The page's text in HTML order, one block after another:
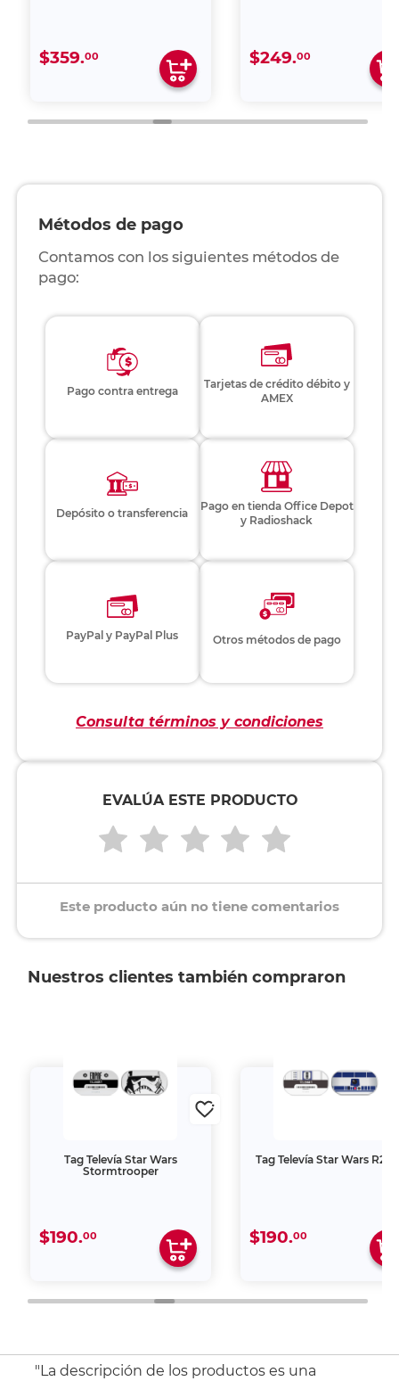
$359.00 $249.00
Métodos de pago
Contamos con los siguientes métodos de
pago:
Pago contra entrega
Tarjetas de crédito débito y
AMEX
Depósito o transferencia
Pago en tienda Office Depot
y Radioshack
PayPal y PayPal Plus Otros métodos de pago
Consulta términos y condiciones
EVALÚA ESTE PRODUCTO
Este producto aún no tiene comentarios
Nuestros clientes también compraron
Tag Televía Star Wars
Stormtrooper
$190.00
Tag Televía Star Wars R2-
$190.00
"La descripción de los productos es una